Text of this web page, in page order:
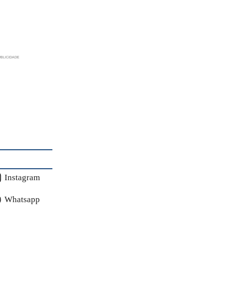
Instagram
Whatsapp